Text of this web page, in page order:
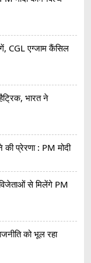
CGL एग्जाम कैंसिल
भारत ने
की प्रेरणा : PM मोदी
से मिलेंगे PM
को भूल रहा